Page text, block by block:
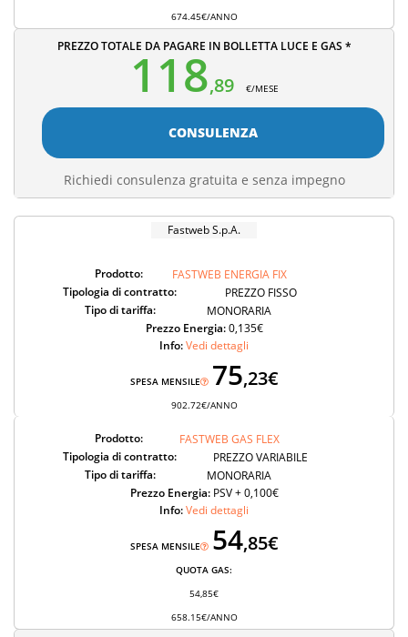
674.45€/ANNO
PREZZO TOTALE DA PAGARE IN BOLLETTA LUCE E GAS *
118,89 €/MESE
CONSULENZA
Richiedi consulenza gratuita e senza impegno
Fastweb S.p.A.
Prodotto:
FASTWEB ENERGIA FIX
Tipologia di contratto:
PREZZO FISSO
Tipo di tariffa:
MONORARIA
Prezzo Energia:0,135€
Info:Vedi dettagli
SPESA MENSILE 75,23€
902.72€/ANNO
Prodotto:
FASTWEB GAS FLEX
Tipologia di contratto:
PREZZO VARIABILE
Tipo di tariffa:
MONORARIA
Prezzo Energia: PSV + 0,100€
Info:Vedi dettagli
SPESA MENSILE 54,85€
QUOTA GAS:
54,85€
658.15€/ANNO